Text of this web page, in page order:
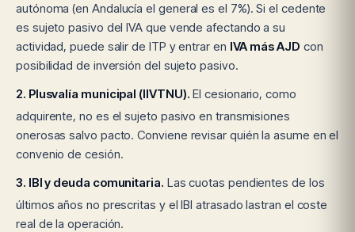
autónoma (en Andalucía el general es el 7%). Si el cedente
es sujeto pasivo del IVA que vende afectando a su
actividad, puede salir de ITP y entrar en IVA más AJD con
posibilidad de inversión del sujeto pasivo.
2. Plusvalía municipal (IIVTNU). El cesionario, como
adquirente, no es el sujeto pasivo en transmisiones
onerosas salvo pacto. Conviene revisar quién la asume en el
convenio de cesión.
3. IBI y deuda comunitaria. Las cuotas pendientes de los
últimos años no prescritas y el IBI atrasado lastran el coste
real de la operación.